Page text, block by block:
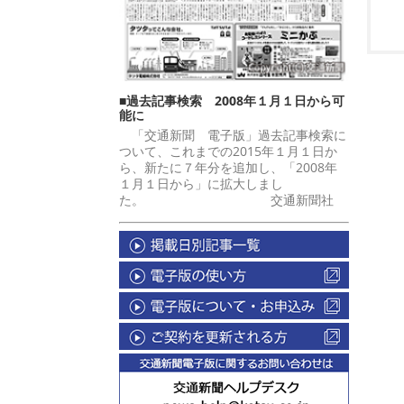
■過去記事検索 2008年１月１日から可
能に
「交通新聞 電子版」過去記事検索に
ついて、これまでの2015年１月１日か
ら、新たに７年分を追加し、「2008年
１月１日から」に拡大しまし
た。 交通新聞社